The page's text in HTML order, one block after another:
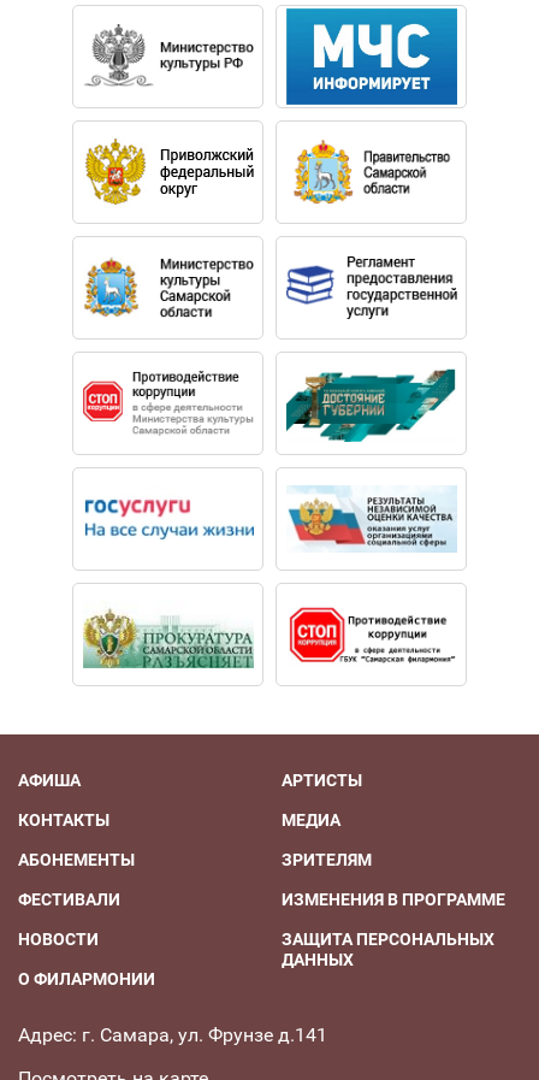
АФИША
КОНТАКТЫ
АБОНЕМЕНТЫ
ФЕСТИВАЛИ
НОВОСТИ
О ФИЛАРМОНИИ
АРТИСТЫ
МЕДИА
ЗРИТЕЛЯМ
ИЗМЕНЕНИЯ В ПРОГРАММЕ
ЗАЩИТА ПЕРСОНАЛЬНЫХ
ДАННЫХ
Адрес: г. Самара, ул. Фрунзе д.141